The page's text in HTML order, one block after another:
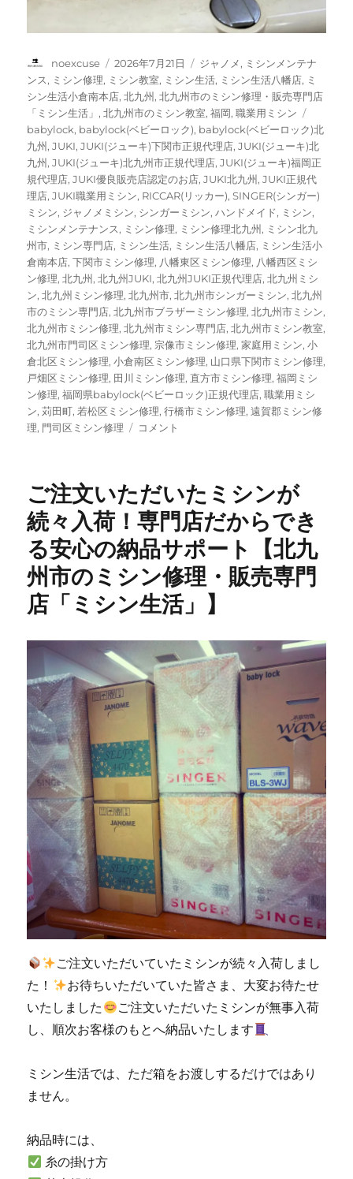
投
稿
者
noexcuse
投
稿
日:
2026年7月21日
カ
テ
ゴ
リ
ー
ジャノメ, ミシンメンテナ
ンス, ミシン修理, ミシン教室, ミシン生活, ミシン生活八幡店, ミ
シン生活小倉南本店,北九州,北九州市のミシン修理・販売専門店
「ミシン生活」,北九州市のミシン教室,福岡,職業用ミシン
グ
babylock, babylock(ベビーロック), babylock(ベビーロック)北
九州,JUKI,JUKI(ジューキ)下関市正規代理店,JUKI(ジューキ)北
九州,JUKI(ジューキ)北九州市正規代理店,JUKI(ジューキ)福岡正
規代理店,JUKI優良販売店認定のお店,JUKI北九州,JUKI正規代
理店,JUKI職業用ミシン, RICCAR(リッカー),SINGER(シンガー)
ミシン, ジャノメミシン, シンガーミシン,ハンドメイド, ミシン,
ミシンメンテナンス, ミシン修理, ミシン修理北九州, ミシン北九
州市, ミシン専門店, ミシン生活, ミシン生活八幡店, ミシン生活小
倉南本店,下関市ミシン修理, 八幡東区ミシン修理, 八幡西区ミシ
ン修理,北九州,北九州JUKI,北九州JUKI正規代理店,北九州ミシ
ン,北九州ミシン修理,北九州市,北九州市シンガーミシン,北九州
市のミシン専門店,北九州市ブラザーミシン修理,北九州市ミシン,
北九州市ミシン修理,北九州市ミシン専門店,北九州市ミシン教室,
北九州市門司区ミシン修理,宗像市ミシン修理,家庭用ミシン,小
倉北区ミシン修理,小倉南区ミシン修理, 山口県下関市ミシン修理,
戸畑区ミシン修理, 田川ミシン修理, 直方市ミシン修理,福岡ミシ
ン修理,福岡県babylock(ベビーロック)正規代理店,職業用ミシ
ン,苅田町,若松区ミシン修理,行橋市ミシン修理,遠賀郡ミシン修
理, 門司区ミシン修理
【ジ
811
型
修
理】
昭
和
レ
ト
な
機
ン
テ
ナ
ン
｜
郡
香
春
の
お
客
の
ご
依
頼
北
コメント
ご注文いただいたミシンが
続々入荷！専門店だからでき
る安心の納品サポート【北九
州市のミシン修理・販売専門
店「ミシン生活」】
ご注文いただいていたミシンが続々入荷しまし
た！
お待ちいただいていた皆さま、大変お待たせ
いたしました
ご注文いただいたミシンが無事入荷
し、順次お客様のもとへ納品いたします
ミシン生活では、ただ箱をお渡しするだけではあり
ません。
納品時には、
糸の掛け方